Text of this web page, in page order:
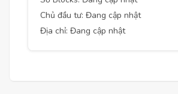
Chủ đầu tư: Đang cập nhật
Địa chỉ: Đang cập nhật